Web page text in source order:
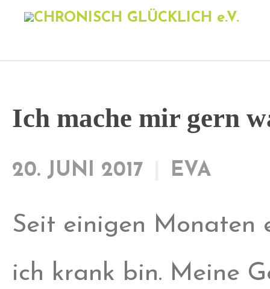
Ich mache mir gern
20. JUNI 2017 EVA
Seit einigen Monaten
ich krank bin. Meine